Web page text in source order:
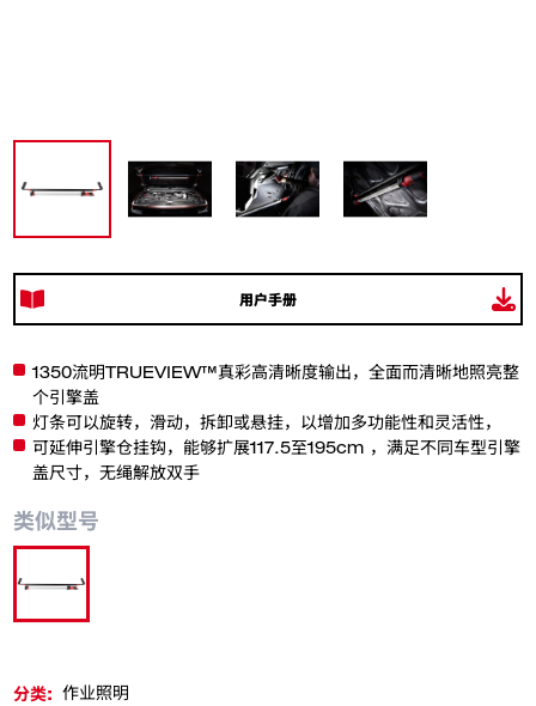
用户手册
1350流明TRUEVIEW™真彩高清晰度输出，全面而清晰地照亮整
个引擎盖
灯条可以旋转，滑动，拆卸或悬挂，以增加多功能性和灵活性，
可延伸引擎仓挂钩，能够扩展117.5至195cm ，满足不同车型引擎
盖尺寸，无绳解放双手
类似型号
分类: 作业照明